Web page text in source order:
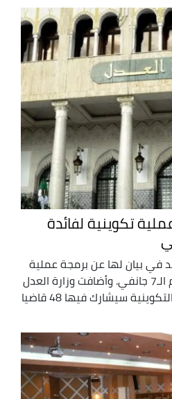
تكوينية لفائدة
في بيان لها عن برمجة عملية
تكوينية لفائدة القضاة يوم الـ7 جانفي. وأضافت وزارة العدل
في ذات البيان أن العملية التكوينية سيشارك فيها 48 قاضيا